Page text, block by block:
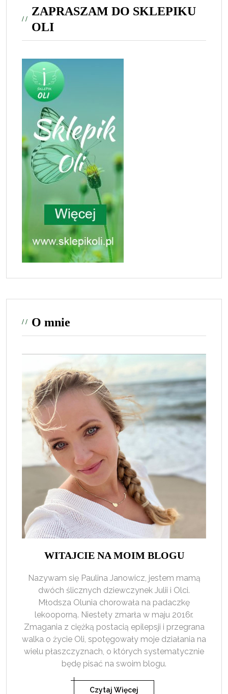
ZAPRASZAM DO SKLEPIKU
OLI
O mnie
WITAJCIE NA MOIM BLOGU
Nazywam się Paulina Janowicz, jestem mamą
dwóch ślicznych dziewczynek Julii i Olci.
Młodsza Olunia chorowała na padaczkę
lekooporną. Niestety zmarła w maju 2016r.
Zmagania z ciężką postacią epilepsji i przegrana
walka o życie Oli, spotęgowały moje działania na
wielu płaszczyznach, o których systematycznie
będę pisać na swoim blogu.
Czytaj Więcej